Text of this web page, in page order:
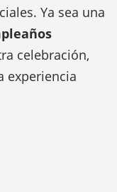
Ya sea una
celebración,
experiencia